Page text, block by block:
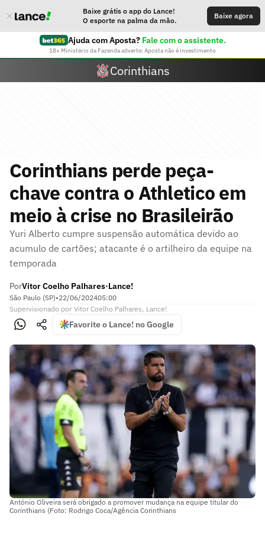
Baixe grátis o app do Lance!
O esporte na palma da mão.
Baixe agora
Ajuda com Aposta? Fale com o assistente.
18+ Ministério da Fazenda adverte: Aposta não é investimento
Corinthians
Corinthians perde peça-
chave contra o Athletico em
meio à crise no Brasileirão
Yuri Alberto cumpre suspensão automática devido ao
acumulo de cartões; atacante é o artilheiro da equipe na
temporada
PorVitor Coelho Palhares•Lance!
São Paulo (SP)•22/06/202405:00
Supervisionado por Vitor Coelho Palhares, Lance!
Favorite o Lance! no Google
António Oliveira será obrigado a promover mudança na equipe titular do
Corinthians (Foto: Rodrigo Coca/Agência Corinthians